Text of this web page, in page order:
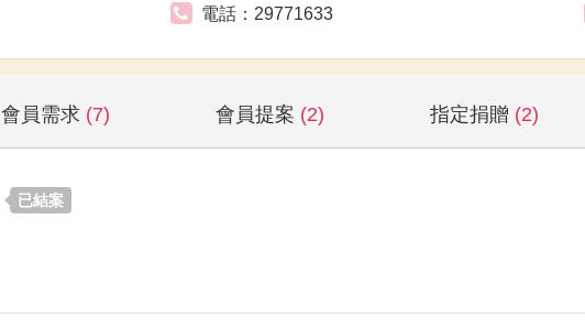
電話：29771633
會員需求 (7) 會員提案 (2) 指定捐贈 (2)
已結案